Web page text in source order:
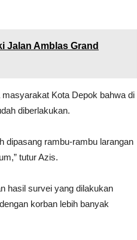
Jalan Amblas Grand
Kota Depok bahwa di
diberlakukan.
dipasang rambu-rambu larangan
tutur Azis.
hasil survei yang dilakukan
korban lebih banyak